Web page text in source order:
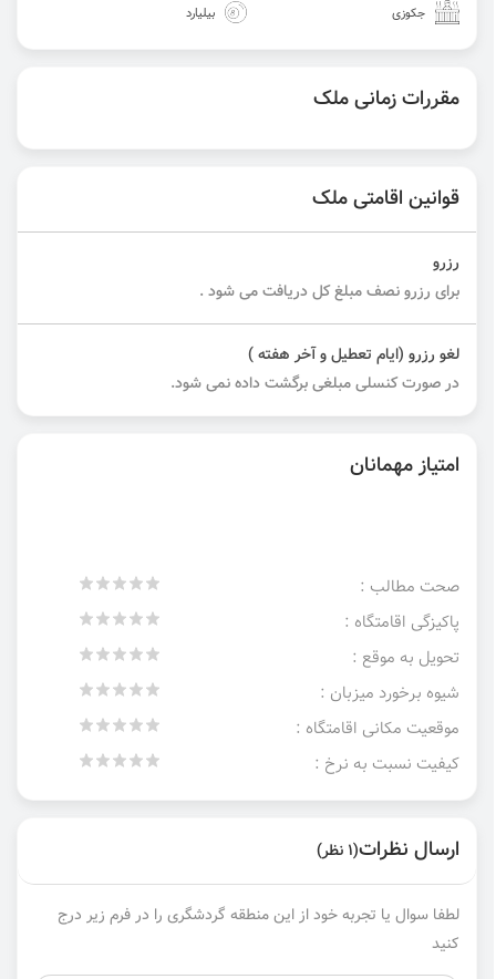
جکوزی بیلیارد
مقررات زمانی ملک
قوانین اقامتی ملک
رزرو
برای رزرو نصف مبلغ کل دریافت می شود .
لغو رزرو (ایام تعطیل و آخر هفته )
در صورت کنسلی مبلغی برگشت داده نمی شود.
امتیاز مهمانان
صحت مطالب :
پاکیزگی اقامتگاه :
تحویل به موقع :
شیوه برخورد میزبان :
موقعیت مکانی اقامتگاه :
کیفیت نسبت به نرخ :
ارسال نظرات(1 نظر)
لطفا سوال یا تجربه خود از این منطقه گردشگری را در فرم زیر درج
کنید